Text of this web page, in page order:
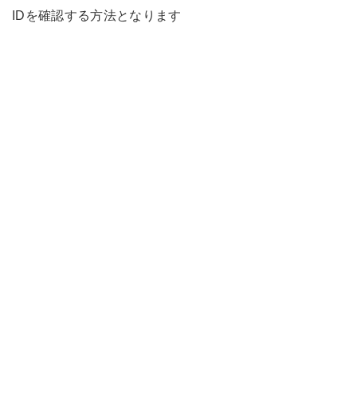
IDを確認する方法となります